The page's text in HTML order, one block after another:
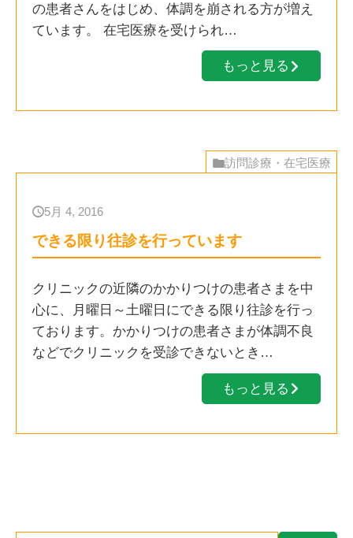
の患者さんをはじめ、体調を崩される方が増え
ています。 在宅医療を受けられ…
もっと見る
訪問診療・在宅医療
5月 4, 2016
できる限り往診を行っています
クリニックの近隣のかかりつけの患者さまを中
心に、月曜日～土曜日にできる限り往診を行っ
ております。かかりつけの患者さまが体調不良
などでクリニックを受診できないとき…
もっと見る